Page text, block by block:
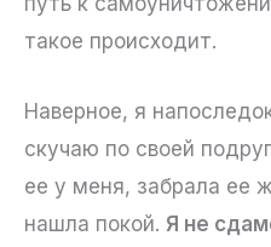
такое происходит.
Наверное, я
скучаю по своей
ее у меня, забрала ее
нашла покой. Я не